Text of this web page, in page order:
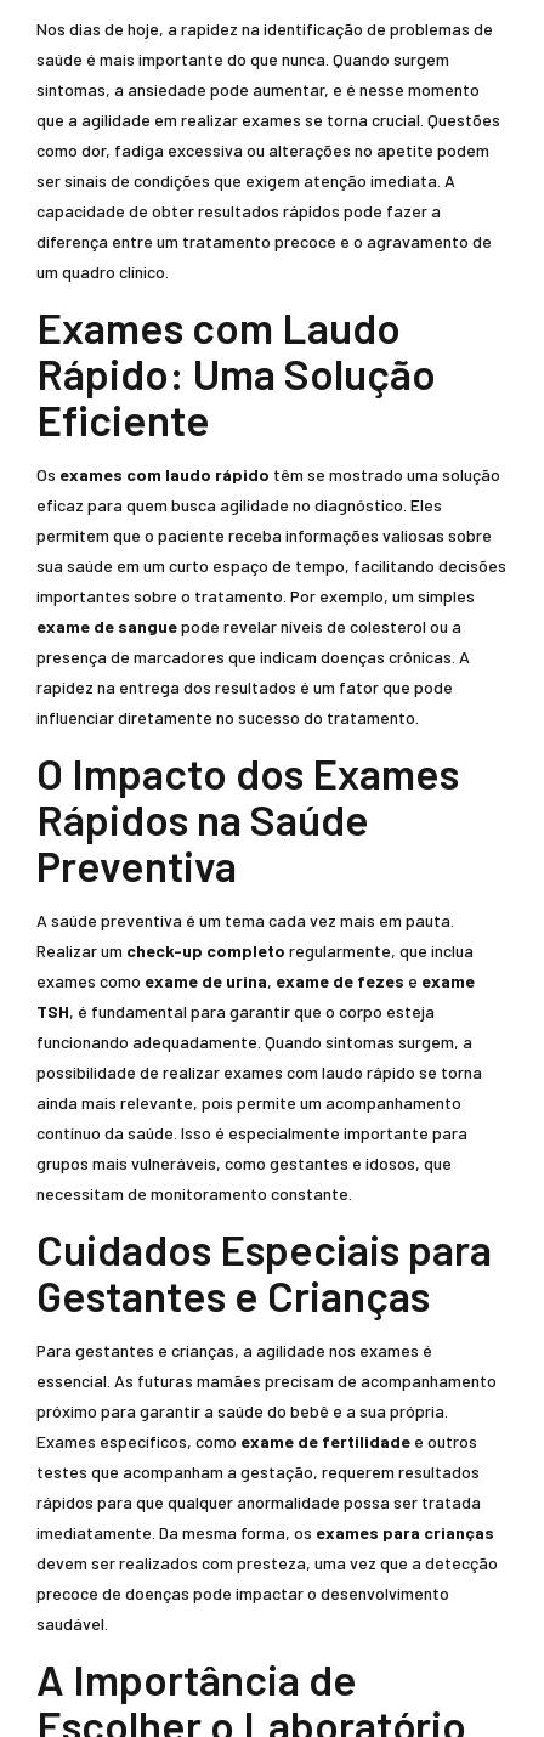
Nos dias de hoje, a rapidez na identificação de problemas de
saúde é mais importante do que nunca. Quando surgem
sintomas, a ansiedade pode aumentar, e é nesse momento
que a agilidade em realizar exames se torna crucial. Questões
como dor, fadiga excessiva ou alterações no apetite podem
ser sinais de condições que exigem atenção imediata. A
capacidade de obter resultados rápidos pode fazer a
diferença entre um tratamento precoce e o agravamento de
um quadro clínico.
Exames com Laudo
Rápido: Uma Solução
Eficiente
Os exames com laudo rápido têm se mostrado uma solução
eficaz para quem busca agilidade no diagnóstico. Eles
permitem que o paciente receba informações valiosas sobre
sua saúde em um curto espaço de tempo, facilitando decisões
importantes sobre o tratamento. Por exemplo, um simples
exame de sanguepode revelar níveis de colesterol ou a
presença de marcadores que indicam doenças crônicas. A
rapidez na entrega dos resultados é um fator que pode
influenciar diretamente no sucesso do tratamento.
O Impacto dos Exames
Rápidos na Saúde
Preventiva
A saúde preventiva é um tema cada vez mais em pauta.
Realizar um check-up completo regularmente, que inclua
exames como exame de urina, exame de fezes e exame
TSH, é fundamental para garantir que o corpo esteja
funcionando adequadamente. Quando sintomas surgem, a
possibilidade de realizar exames com laudo rápido se torna
ainda mais relevante, pois permite um acompanhamento
contínuo da saúde. Isso é especialmente importante para
grupos mais vulneráveis, como gestantes e idosos, que
necessitam de monitoramento constante.
Cuidados Especiais para
Gestantes e Crianças
Para gestantes e crianças, a agilidade nos exames é
essencial. As futuras mamães precisam de acompanhamento
próximo para garantir a saúde do bebê e a sua própria.
Exames específicos, como exame de fertilidade e outros
testes que acompanham a gestação, requerem resultados
rápidos para que qualquer anormalidade possa ser tratada
imediatamente. Da mesma forma, os exames para crianças
devem ser realizados com presteza, uma vez que a detecção
precoce de doenças pode impactar o desenvolvimento
saudável.
A Importância de
Escolher o Laboratório